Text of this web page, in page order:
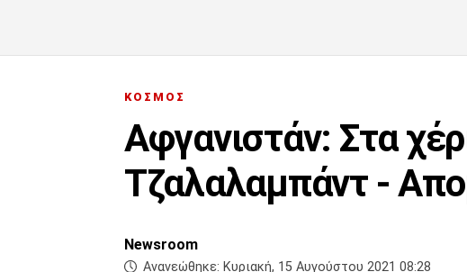
ΚΟΣΜΟΣ
Αφγανιστάν: Στα
Τζαλαλαμπάντ -
Newsroom
Ανανεώθηκε: Κυριακή, 15 Αυγούστου 2021 08:28